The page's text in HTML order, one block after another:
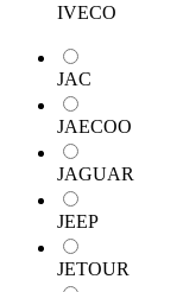
IVECO
JAC
JAECOO
JAGUAR
JEEP
JETOUR